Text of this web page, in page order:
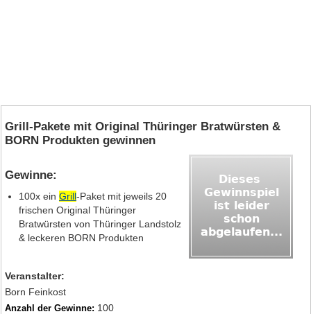
Grill-Pakete mit Original Thüringer Bratwürsten &
BORN Produkten gewinnen
Gewinne:
100x ein Grill-Paket mit jeweils 20
frischen Original Thüringer
Bratwürsten von Thüringer Landstolz
& leckeren BORN Produkten
Veranstalter:
Born Feinkost
Anzahl der Gewinne: 100